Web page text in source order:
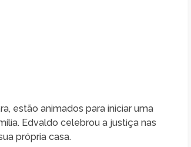
estão animados para iniciar uma
Edvaldo celebrou a justiça nas
própria casa.